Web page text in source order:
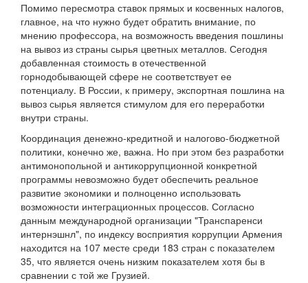
Помимо пересмотра ставок прямых и косвенных налогов,
главное, на что нужно будет обратить внимание, по
мнению профессора, на возможность введения пошлины
на вывоз из страны сырья цветных металлов. Сегодня
добавленная стоимость в отечественной
горнодобывающей сфере не соответствует ее
потенциалу. В России, к примеру, экспортная пошлина на
вывоз сырья является стимулом для его переработки
внутри страны.
Координация денежно-кредитной и налогово-бюджетной
политики, конечно же, важна. Но при этом без разработки
антимонопольной и антикоррупционной конкретной
программы невозможно будет обеспечить реальное
развитие экономики и полноценно использовать
возможности интеграционных процессов. Согласно
данным международной организации "Транспаренси
интернэшнл", по индексу восприятия коррупции Армения
находится на 107 месте среди 183 стран с показателем
35, что является очень низким показателем хотя бы в
сравнении с той же Грузией.